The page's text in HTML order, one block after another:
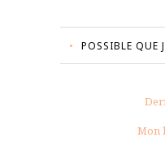
POSSIBLE QUE
Mon